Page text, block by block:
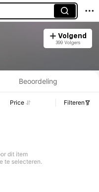
Volgend
399 Volgers
en Voorraadgegevens.
Beoordeling
Price Filteren
dit item
te selecteren.